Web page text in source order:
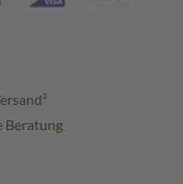
Beratung